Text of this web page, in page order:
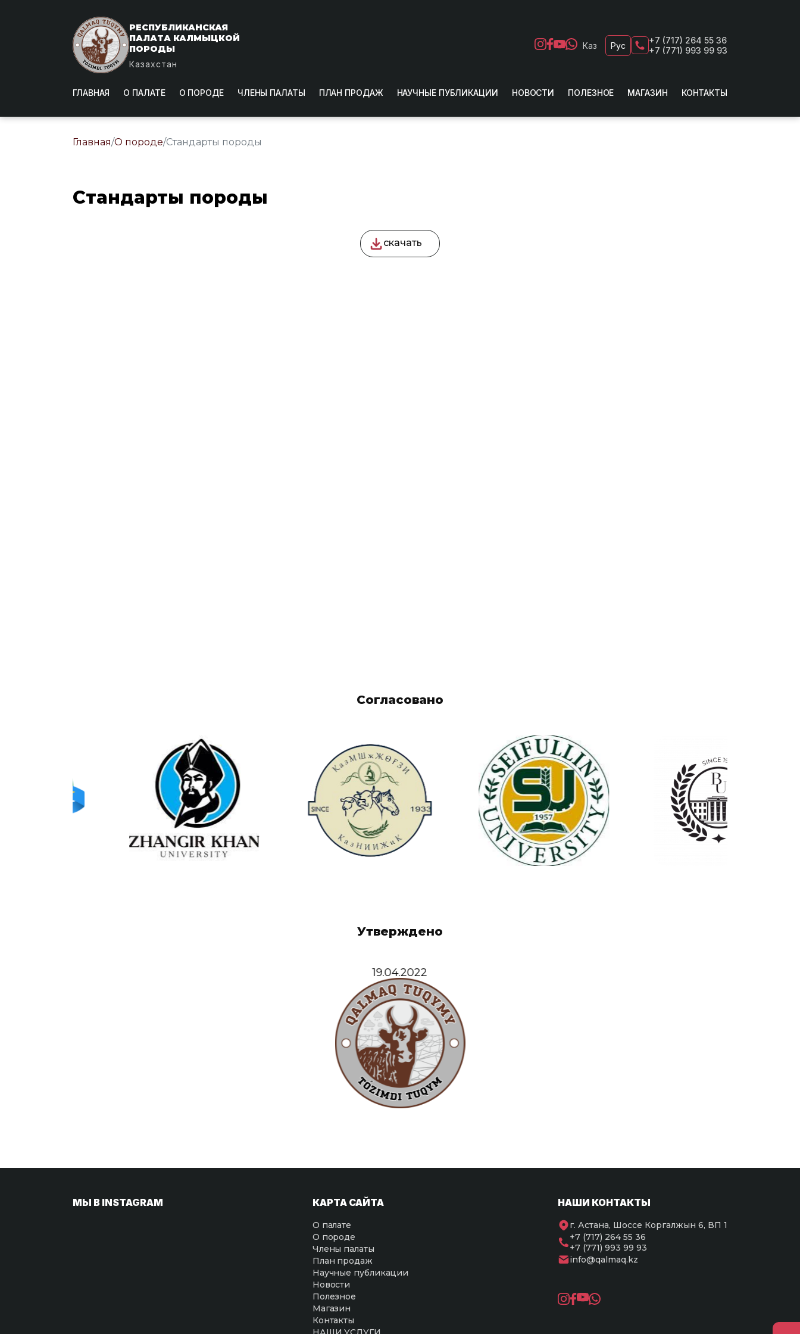
РЕСПУБЛИКАНСКАЯ
ПАЛАТА КАЛМЫЦКОЙ
ПОРОДЫ
Казахстан
Каз Рус
+7 (717) 264 55 36
+7 (771) 993 99 93
ГЛАВНАЯ О ПАЛАТЕ О ПОРОДЕ ЧЛЕНЫ ПАЛАТЫ ПЛАН ПРОДАЖ НАУЧНЫЕ ПУБЛИКАЦИИ НОВОСТИ ПОЛЕЗНОЕ МАГАЗИН КОНТАКТЫ
Главная/О породе/Стандарты породы
Стандарты породы
скачать
Согласовано
Утверждено
19.04.2022
МЫ В INSTAGRAM КАРТА САЙТА
О палате
О породе
Члены палаты
План продаж
Научные публикации
Новости
Полезное
Магазин
Контакты
НАШИ КОНТАКТЫ
г. Астана, Шоссе Коргалжын 6, ВП 1
+7 (717) 264 55 36
+7 (771) 993 99 93
info@qalmaq.kz